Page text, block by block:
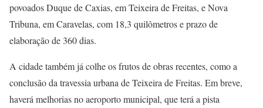
povoados Duque de Caxias, em Teixeira de Freitas, e Nova
Tribuna, em Caravelas, com 18,3 quilômetros e prazo de
elaboração de 360 dias.
A cidade também já colhe os frutos de obras recentes, como a
conclusão da travessia urbana de Teixeira de Freitas. Em breve,
haverá melhorias no aeroporto municipal, que terá a pista